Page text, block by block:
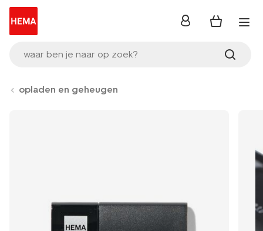
waar ben je naar op zoek?
inloggen
opladen en geheugen